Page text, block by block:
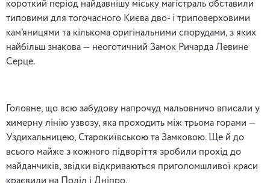
короткий період найдавнішу міську магістраль обставили
типовими для тогочасного Києва дво- і триповерховими
кам’яницями та кількома оригінальними спорудами, з яких
найбільш знакова — неоготичний Замок Ричарда Левине
Серце.
Головне, що всю забудову напрочуд мальовничо вписали у
химерну лінію узвозу, яка проходить між трьома горами —
Уздихальницею, Старокиївською та Замковою. Ще й до
всього майже з кожного підворіття зробили прохід до
майданчиків, звідки відкриваються приголомшливої краси